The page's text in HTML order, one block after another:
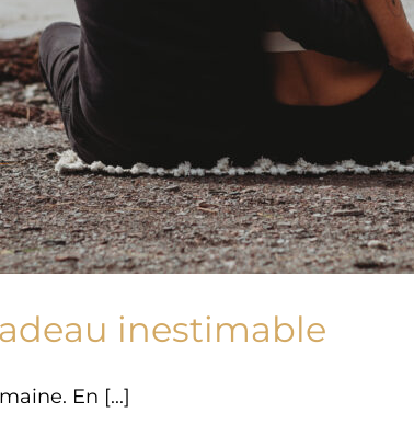
inestimable
En [...]